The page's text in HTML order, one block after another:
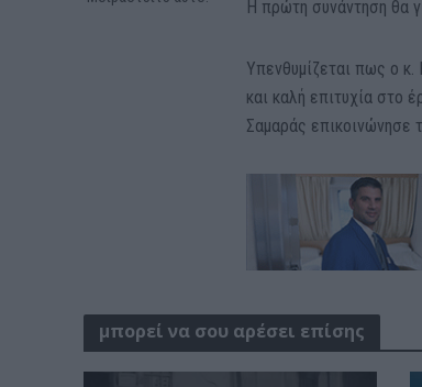
Η πρώτη συνάντηση θα
Υπενθυμίζεται πως ο
και καλή επιτυχία στο
Σαμαράς επικοινώνησε
μπορεί να σου αρέσει επίσης